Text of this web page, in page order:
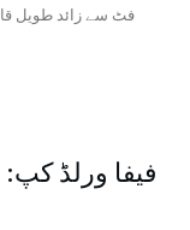
فٹ سے زائد طویل
فیفا ورلڈ کپ: